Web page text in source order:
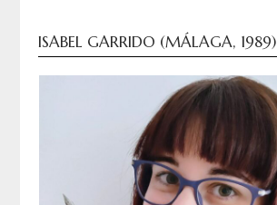
ISABEL GARRIDO (MÁLAGA, 1989)